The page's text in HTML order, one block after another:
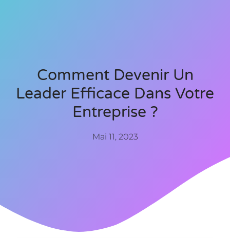
Comment Devenir Un
Leader Efficace Dans Votre
Entreprise ?
Mai 11, 2023